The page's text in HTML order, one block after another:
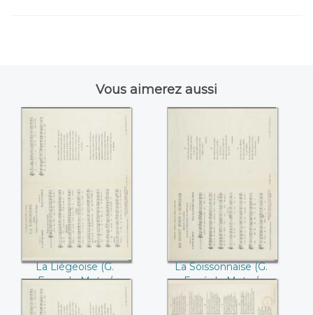
Vous aimerez aussi
La Liégeoise ((G.
Espe de Metz /
Marcel de la
Reine))
La Liégeoise (G.
Espe de Metz /
Marcel de la Reine)
La Soissonnaise ((G.
Marcel de la
Reine))
La Soissonnaise (G.
Espé de Metz /
Marcel de la Reine)